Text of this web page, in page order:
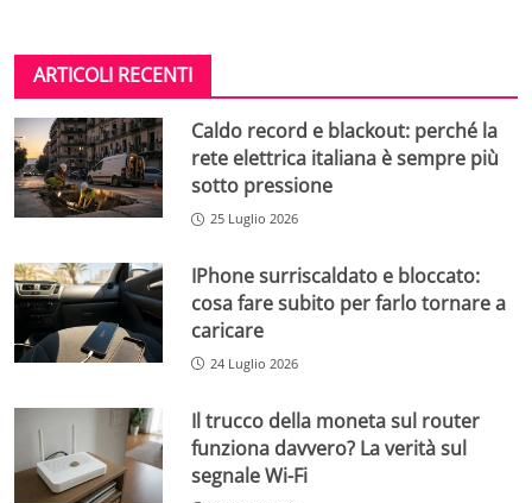
ARTICOLI RECENTI
Caldo record e blackout: perché la
rete elettrica italiana è sempre più
sotto pressione
25 Luglio 2026
IPhone surriscaldato e bloccato:
cosa fare subito per farlo tornare a
caricare
24 Luglio 2026
Il trucco della moneta sul router
funziona davvero? La verità sul
segnale Wi-Fi